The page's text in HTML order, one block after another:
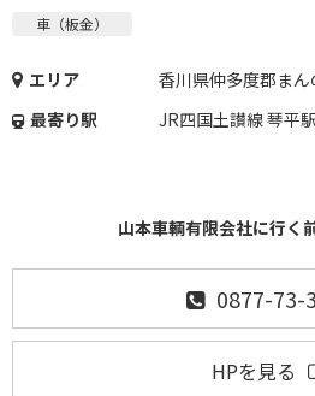
車（板金）
エリア
香川県仲多度郡まん
最寄り駅
JR四国土讃線 琴平
山本車輌有限会社に行く
0877-73-
HPを見る